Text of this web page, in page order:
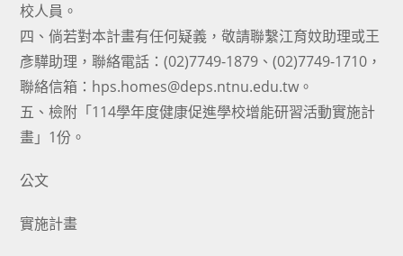
校人員。
四、倘若對本計畫有任何疑義，敬請聯繫江育妏助理或王
彥驊助理，聯絡電話：(02)7749-1879、(02)7749-1710，
聯絡信箱：hps.homes@deps.ntnu.edu.tw。
五、檢附「114學年度健康促進學校增能研習活動實施計
畫」1份。
公文
實施計畫